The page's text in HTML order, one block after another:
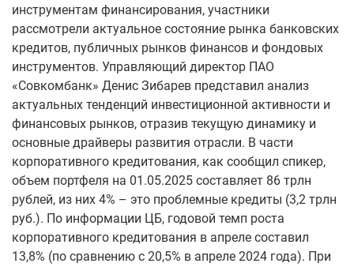
инструментам финансирования, участники
рассмотрели актуальное состояние рынка банковских
кредитов, публичных рынков финансов и фондовых
инструментов. Управляющий директор ПАО
«Совкомбанк» Денис Зибарев представил анализ
актуальных тенденций инвестиционной активности и
финансовых рынков, отразив текущую динамику и
основные драйверы развития отрасли. В части
корпоративного кредитования, как сообщил спикер,
объем портфеля на 01.05.2025 составляет 86 трлн
рублей, из них 4% – это проблемные кредиты (3,2 трлн
руб.). По информации ЦБ, годовой темп роста
корпоративного кредитования в апреле составил
13,8% (по сравнению с 20,5% в апреле 2024 года). При